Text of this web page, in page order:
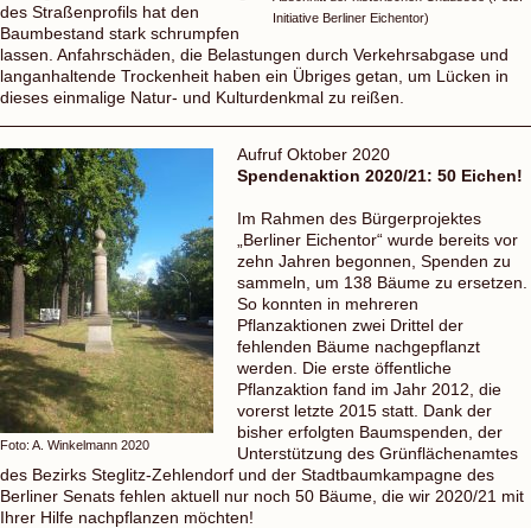
Initiative Berliner Eichentor)
des Straßenprofils hat den
Baumbestand stark schrumpfen
lassen. Anfahrschäden, die Belastungen durch Verkehrsabgase und
langanhaltende Trockenheit haben ein Übriges getan, um Lücken in
dieses einmalige Natur- und Kulturdenkmal zu reißen.
Foto: A. Winkelmann 2020
Aufruf Oktober 2020
Spendenaktion 2020/21: 50 Eichen!
Im Rahmen des Bürgerprojektes
„Berliner Eichentor“ wurde bereits vor
zehn Jahren begonnen, Spenden zu
sammeln, um 138 Bäume zu ersetzen.
So konnten in mehreren
Pflanzaktionen zwei Drittel der
fehlenden Bäume nachgepflanzt
werden. Die erste öffentliche
Pflanzaktion fand im Jahr 2012, die
vorerst letzte 2015 statt. Dank der
bisher erfolgten Baumspenden, der
Unterstützung des Grünflächenamtes
des Bezirks Steglitz-Zehlendorf und der Stadtbaumkampagne des
Berliner Senats fehlen aktuell nur noch 50 Bäume, die wir 2020/21 mit
Ihrer Hilfe nachpflanzen möchten!